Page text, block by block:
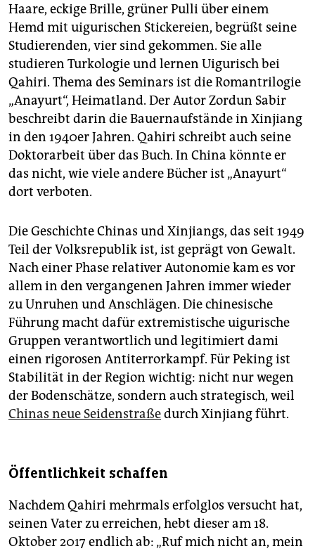
Haare, eckige Brille, grüner Pulli über einem
Hemd mit uigurischen Stickereien, begrüßt seine
Studierenden, vier sind gekommen. Sie alle
studieren Turkologie und lernen Uigurisch bei
Qahiri. Thema des Seminars ist die Romantrilogie
„Anayurt“, Heimatland. Der Autor Zordun Sabir
beschreibt darin die Bauernaufstände in Xinjiang
in den 1940er Jahren. Qahiri schreibt auch seine
Doktorarbeit über das Buch. In China könnte er
das nicht, wie viele andere Bücher ist „Anayurt“
dort verboten.
Die Geschichte Chinas und Xinjiangs, das seit 1949
Teil der Volksrepublik ist, ist geprägt von Gewalt.
Nach einer Phase relativer Autonomie kam es vor
allem in den vergangenen Jahren immer wieder
zu Unruhen und Anschlägen. Die chinesische
Führung macht dafür extremistische uigurische
Gruppen verantwortlich und legitimiert dami
einen rigorosen Antiterrorkampf. Für Peking ist
Stabilität in der Region wichtig: nicht nur wegen
der Bodenschätze, sondern auch strategisch, weil
Chinas neue Seidenstraßedurch Xinjiang führt.
Öffentlichkeit schaffen
Nachdem Qahiri mehrmals erfolglos versucht hat,
seinen Vater zu erreichen, hebt dieser am 18.
Oktober 2017 endlich ab: „Ruf mich nicht an, mein